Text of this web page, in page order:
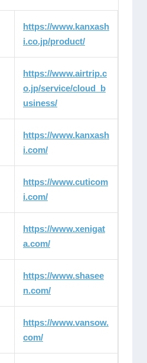
https://www.kanxash
i.co.jp/product/
https://www.airtrip.c
o.jp/service/cloud_b
usiness/
https://www.kanxash
i.com/
https://www.cuticom
i.com/
https://www.xenigat
a.com/
https://www.shasee
n.com/
https://www.vansow.
com/